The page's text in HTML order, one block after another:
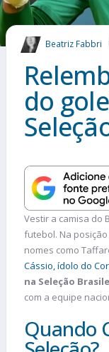
COMO
MAIS
Beatriz Fabbri
do
Vestir a camisa do
futebol. Na
nomes como
Cássio, ídolo do
na Seleção
com a equipe
Quando